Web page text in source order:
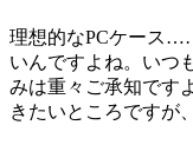
理想的なPCケース
いんですよね。いつ
みは重々ご承知です
きたいところですが